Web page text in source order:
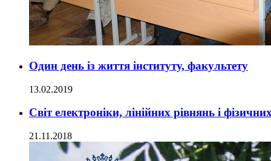
Один день із життя інституту, факультету
13.02.2019
Світ електроніки, лінійних рівнянь і
21.11.2018